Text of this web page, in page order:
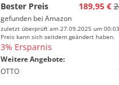
Bester Preis
189,95 €
gefunden bei Amazon
zuletzt überprüft am 27.09.2025 um
Preis kann sich seitdem geändert haben.
3% Ersparnis
Weitere Angebote:
OTTO